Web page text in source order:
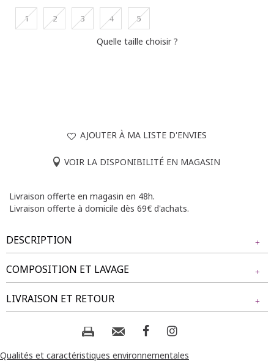
1 2 3 4 5
Quelle taille choisir ?
AJOUTER À MA LISTE D'ENVIES
VOIR LA DISPONIBILITÉ EN MAGASIN
Livraison offerte en magasin en 48h.
Livraison offerte à domicile dès 69€ d'achats.
DESCRIPTION
T-shirt grande taille imprimé floral. Coupe droite. Col rond.
Manches courtes. Imprimé floral avec strass sur le devant.
Base ajustable avec liens à nouer sur le côté.
Notre mannequin Béatrice mesure 1m77 et porte un t-shirt
COMPOSITION ET LAVAGE
Tissu principal : 72% POLYESTER, 28% VISCOSE
Composition et lavage :
LIVRAISON ET RETOUR
NOS MODES DE LIVRAISON
Livraison Magasin :
Qualités et caractéristiques environnementales